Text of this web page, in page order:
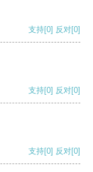
支持[0] 反对[0]
支持[0] 反对[0]
支持[0] 反对[0]